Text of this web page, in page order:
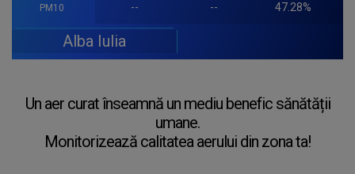
PM10
--
--
47.28%
Alba Iulia
Un aer curat înseamnă un mediu benefic sănătății
umane.
Monitorizează calitatea aerului din zona ta!